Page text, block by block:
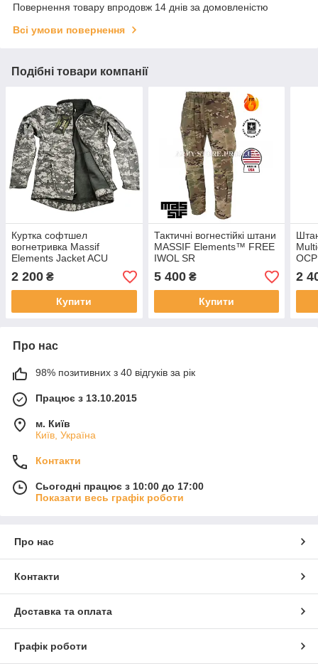
Повернення товару впродовж 14 днів за домовленістю
Всі умови повернення
Подібні товари компанії
Куртка софтшел
вогнетривка Massif
Elements Jacket ACU
Flame Resistant розмір
Large
2 200 ₴
Купити
Тактичні вогнестійкі штани
MASSIF Elements™ FREE
IWOL SR
5 400₴
Купити
2
Про нас
98% позитивних з 40 відгуків за рік
Працює з 13.10.2015
м. Київ
Київ, Україна
Контакти
Сьогодні працює з 10:00 до 17:00
Показати весь графік роботи
Про нас
Контакти
Доставка та оплата
Графік роботи